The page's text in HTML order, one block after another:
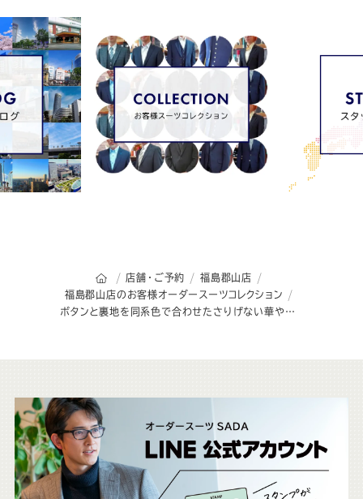
オーダースーツSADAのトップページ
店舗・ご予約
福島郡山店
福島郡山店のお客様オーダースーツコレクション
ボタンと裏地を同系色で合わせたさりげない華やかさが上品な1着
こ
ち
ら